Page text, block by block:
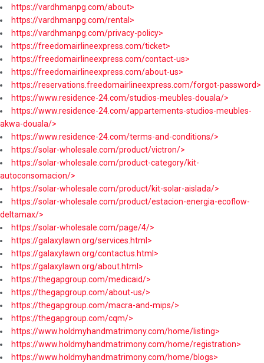
https://vardhmanpg.com/about>
https://vardhmanpg.com/rental>
https://vardhmanpg.com/privacy-policy>
https://freedomairlineexpress.com/ticket>
https://freedomairlineexpress.com/contact-us>
https://freedomairlineexpress.com/about-us>
https://reservations.freedomairlineexpress.com/forgot-password>
https://www.residence-24.com/studios-meubles-douala/>
https://www.residence-24.com/appartements-studios-meubles-
akwa-douala/>
https://www.residence-24.com/terms-and-conditions/>
https://solar-wholesale.com/product/victron/>
https://solar-wholesale.com/product-category/kit-
autoconsomacion/>
https://solar-wholesale.com/product/kit-solar-aislada/>
https://solar-wholesale.com/product/estacion-energia-ecoflow-
deltamax/>
https://solar-wholesale.com/page/4/>
https://galaxylawn.org/services.html>
https://galaxylawn.org/contactus.html>
https://galaxylawn.org/about.html>
https://thegapgroup.com/medicaid/>
https://thegapgroup.com/about-us/>
https://thegapgroup.com/macra-and-mips/>
https://thegapgroup.com/cqm/>
https://www.holdmyhandmatrimony.com/home/listing>
https://www.holdmyhandmatrimony.com/home/registration>
https://www.holdmyhandmatrimony.com/home/blogs>